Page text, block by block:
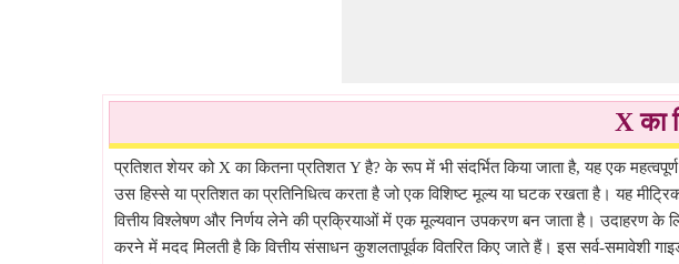
(X का कितना % Y है?)
(किसका P%, Y है?)
मूल्य का प्रतिशत कैलकुलेटर
(X का P% क्या है?)
X का
प्रतिशत शेयर को X का कितना प्रतिशत Y है? के रूप में भी संदर्भित किया जाता है, यह एक
उस हिस्से या प्रतिशत का प्रतिनिधित्व करता है जो एक विशिष्ट मूल्य या घटक रखता है। यह
वित्तीय विश्लेषण और निर्णय लेने की प्रक्रियाओं में एक मूल्यवान उपकरण बन जाता है। उदाहरण
करने में मदद मिलती है कि वित्तीय संसाधन कुशलतापूर्वक वितरित किए जाते हैं। इस सर्व-समावेशी